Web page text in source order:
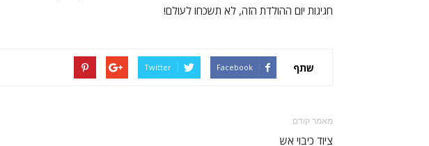
חגיגות יום ההולדת הזה, לא תשכחו לעולם!
שתף Facebook
Twitter
מאמר קודם
ציוד כיבוי אש